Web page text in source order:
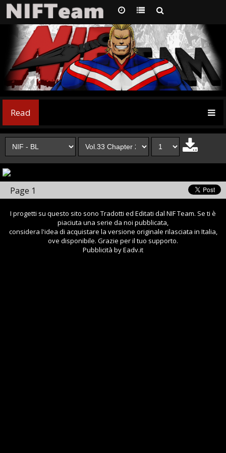
Read
Page 1
I progetti su questo sito sono Tradotti ed Editati dal NIF Team. Se ti è
piaciuta una serie da noi pubblicata,
considera l'idea di acquistare la versione originale rilasciata in Italia,
ove disponibile. Grazie per il tuo supporto.
Pubblicità by Eadv.it